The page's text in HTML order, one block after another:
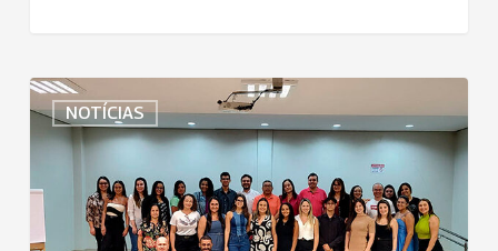
NOTÍCIAS
Uniodonto
Sul
Goiano
promove
desenvolvimento